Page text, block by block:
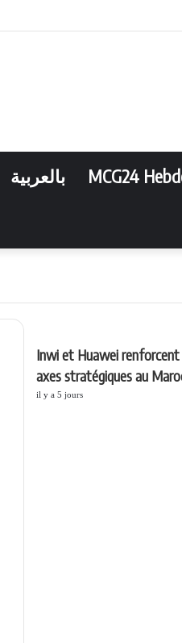
بالعربية MCG24
F
Inwi et Huawei
axes stratégiques au
il y a 5 jours